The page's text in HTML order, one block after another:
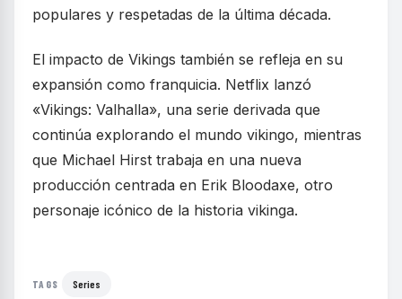
populares y respetadas de la última década.
El impacto de Vikings también se refleja en su
expansión como franquicia. Netflix lanzó
«Vikings: Valhalla», una serie derivada que
continúa explorando el mundo vikingo, mientras
que Michael Hirst trabaja en una nueva
producción centrada en Erik Bloodaxe, otro
personaje icónico de la historia vikinga.
TAGS Series